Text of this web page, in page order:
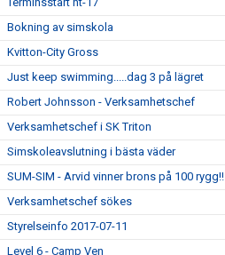
Bokning av simskola
Kvitton-City Gross
Just keep swimming.....dag 3 på lägret
Robert Johnsson - Verksamhetschef
Verksamhetschef i SK Triton
Simskoleavslutning i bästa väder
SUM-SIM - Arvid vinner brons på 100 rygg!!
Verksamhetschef sökes
Styrelseinfo 2017-07-11
Level 6 - Camp Ven